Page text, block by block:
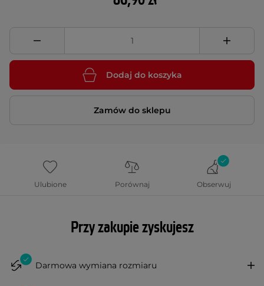
Dodaj do koszyka
Zamów do sklepu
Ulubione Porównaj Obserwuj
Przy zakupie zyskujesz
Darmowa wymiana rozmiaru